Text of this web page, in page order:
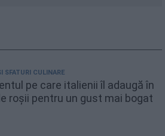
SFATURI CULINARE
pe care italienii îl adaugă în
roșii pentru un gust mai bogat